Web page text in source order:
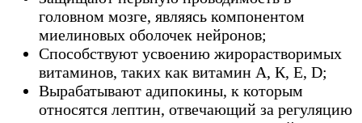
головном мозге, являясь компонентом
миелиновых оболочек нейронов;
Способствуют усвоению жирорастворимых
витаминов, таких как витамин А, К, Е, D;
Вырабатывают адипокины, к которым
относятся лептин, отвечающий за регуляцию